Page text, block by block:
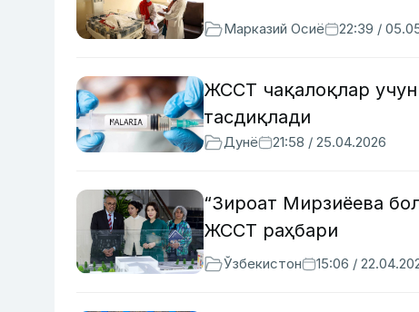
Марказий Осиё 22:39 /
ЖССТ чақалоқлар
тасдиқлади
Дунё 21:58 / 25.04.2026
“Зироат Мирзиёева
ЖССТ раҳбари
Ўзбекистон 15:06 /